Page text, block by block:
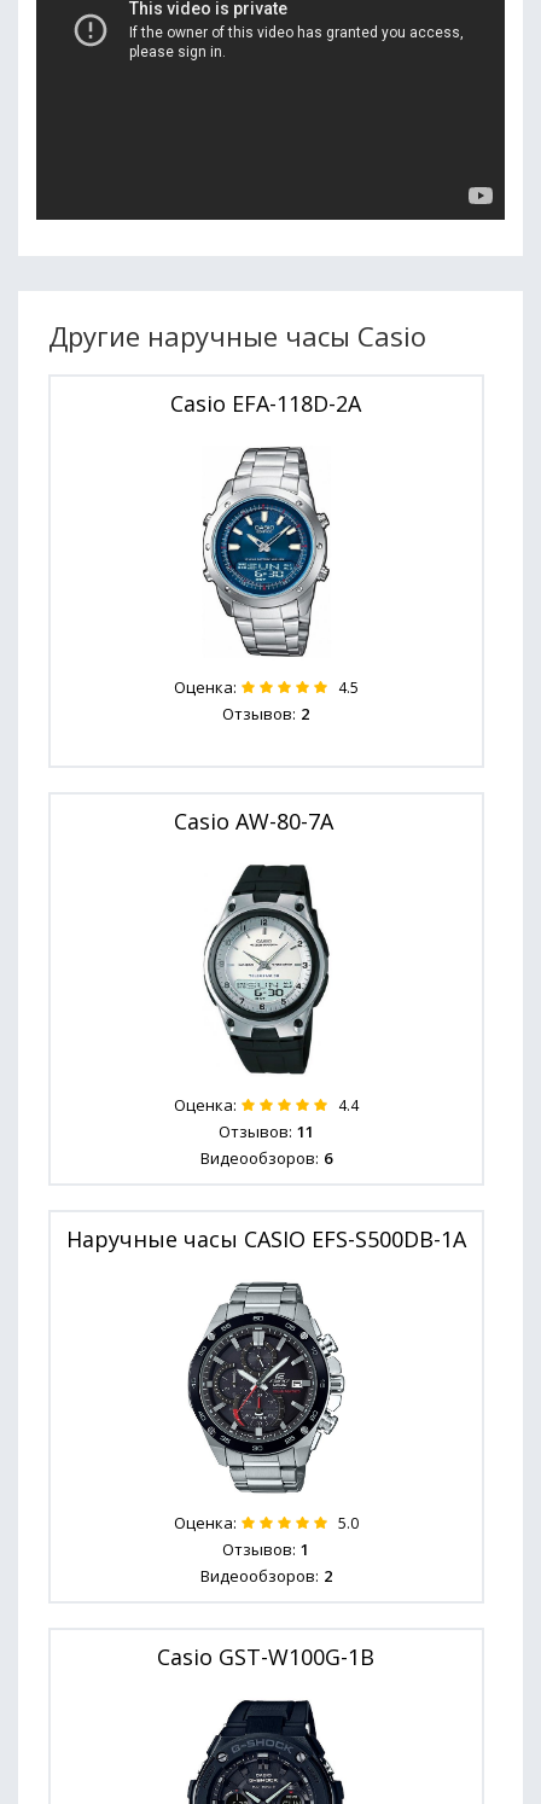
Другие наручные часы Casio
Casio EFA-118D-2A
Оценка: 4.5
Отзывов: 2
Casio AW-80-7A
Оценка: 4.4
Отзывов: 11
Видеообзоров: 6
Наручные часы CASIO EFS-S500DB-1A
Оценка: 5.0
Отзывов: 1
Видеообзоров: 2
Casio GST-W100G-1B